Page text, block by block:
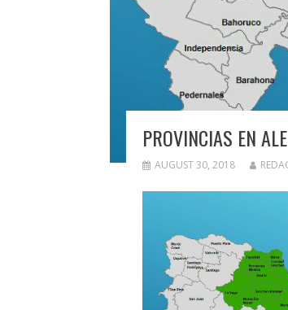
PROVINCIAS EN
AUGUST 30, 2018